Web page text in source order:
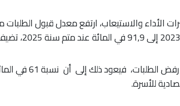
أما على مستوى
للأسرة.